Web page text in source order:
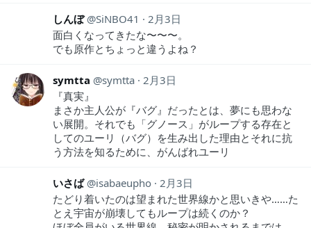
しんぼ SiNBO41
2月3日
面白くなってきたな〜〜〜。
でも原作とちょっと違うよね？
symtta symtta
2月3日
『真実』
まさか主人公が『バグ』だったとは、夢にも思わな
い展開。それでも「グノース」がループする存在と
してのユーリ（バグ）を生み出した理由とそれに抗
う方法を知るために、がんばれユーリ
いさば isabaeupho
2月3日
たどり着いたのは望まれた世界線かと思いきや……た
とえ宇宙が崩壊してもループは続くのか？